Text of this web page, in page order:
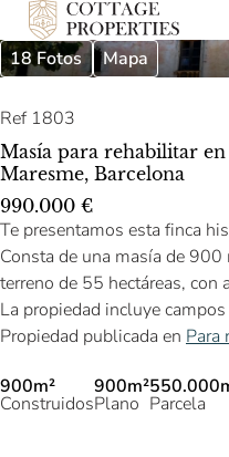
18 Fotos
Mapa
Ref 1803
Masía para rehabilitar
Maresme, Barcelona
990.000 €
Te presentamos esta finca
Consta de una masía de
terreno de 55 hectáreas, con
La propiedad incluye
Propiedad publicada en Para
900m²
Construidos
900m²
Plano Parcela